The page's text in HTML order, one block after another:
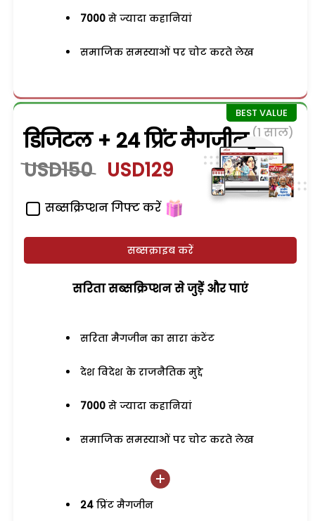
7000 से ज्यादा कहानियां
समाजिक समस्याओं पर चोट करते लेख
डिजिटल + 24 प्रिंट मैगजीन (1 साल)
USD150 USD129
सब्सक्रिप्शन गिफ्ट करें
सब्सक्राइब करें
सरिता सब्सक्रिप्शन से जुड़ेें और पाएं
सरिता मैगजीन का सारा कंटेंट
देश विदेश के राजनैतिक मुद्दे
7000 से ज्यादा कहानियां
समाजिक समस्याओं पर चोट करते लेख
24 प्रिंट मैगजीन